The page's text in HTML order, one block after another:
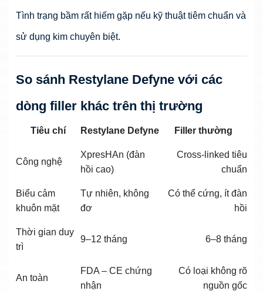
Tình trạng bầm rất hiếm gặp nếu kỹ thuật tiêm chuẩn và
sử dụng kim chuyên biệt.
So sánh Restylane Defyne với các
dòng filler khác trên thị trường
Tiêu chí Restylane Defyne Filler thường
Công nghệ
XpresHAn (đàn
hồi cao)
Cross-linked tiêu
chuẩn
Biểu cảm
khuôn mặt
Tự nhiên, không
đơ
Có thể cứng, ít đàn
hồi
Thời gian duy
trì
9–12 tháng 6–8 tháng
An toàn
FDA – CE chứng
nhận
Có loại không rõ
nguồn gốc